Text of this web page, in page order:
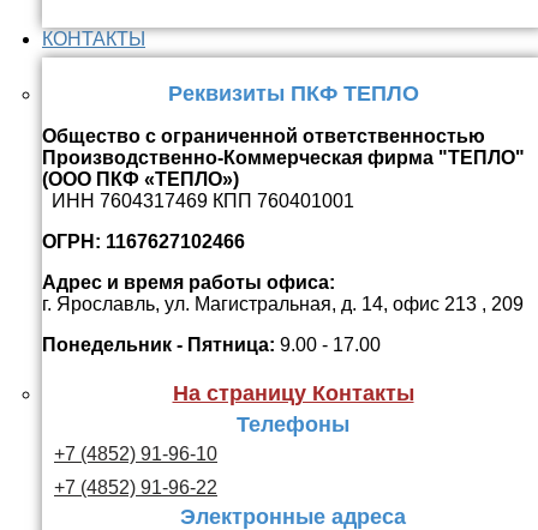
КОНТАКТЫ
Реквизиты ПКФ ТЕПЛО
Общество с ограниченной ответственностью
Производственно-Коммерческая фирма "ТЕПЛО"
(ООО ПКФ «ТЕПЛО»)
ИНН 7604317469 КПП 760401001
ОГРН: 1167627102466
Адрес и время работы офиса:
г. Ярославль, ул. Магистральная, д. 14, офис 213 , 209
Понедельник - Пятница: 9.00 - 17.00
На страницу Контакты
Телефоны
+7 (4852) 91-96-10
+7 (4852) 91-96-22
Электронные адреса